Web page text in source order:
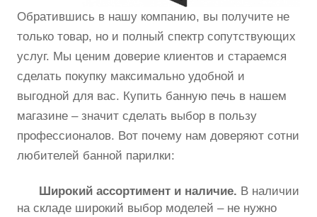
Обратившись в нашу компанию, вы получите не
только товар, но и полный спектр сопутствующих
услуг. Мы ценим доверие клиентов и стараемся
сделать покупку максимально удобной и
выгодной для вас. Купить банную печь в нашем
магазине – значит сделать выбор в пользу
профессионалов. Вот почему нам доверяют сотни
любителей банной парилки:
Широкий ассортимент и наличие. В наличии
на складе широкий выбор моделей – не нужно